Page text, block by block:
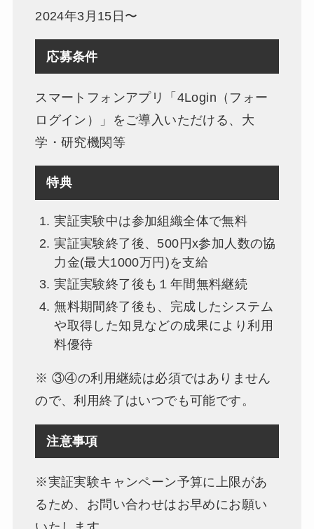
2024年3月15日〜
応募条件
スマートフォンアプリ「4Login（フォー
ログイン）」をご導入いただける、大
学・研究機関等
特典
実証実験中は参加組織全体で無料
実証実験終了後、500円x参加人数の協
力金(最大1000万円)を支給
実証実験終了後も１年間無料継続
無料期間終了後も、完成したシステム
や取得した知見などの成果により利用
料優待
※ ③④の利用継続は必須ではありません
ので、利用終了はいつでも可能です。
注意事項
※実証実験キャンペーン予算に上限があ
るため、お問い合わせはお早めにお願い